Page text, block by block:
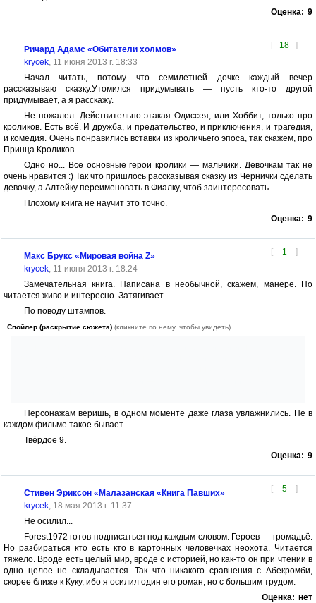
Оценка: 9
[ 18 ]
Ричард Адамс «Обитатели холмов»
krycek, 11 июня 2013 г. 18:33
Начал читать, потому что семилетней дочке каждый вечер
рассказываю сказку.Утомился придумывать — пусть кто-то другой
придумывает, а я расскажу.
Не пожалел. Действительно этакая Одиссея, или Хоббит, только про
кроликов. Есть всё. И дружба, и предательство, и приключения, и трагедия,
и комедия. Очень понравились вставки из кроличьего эпоса, так скажем, про
Принца Кроликов.
Одно но... Все основные герои кролики — мальчики. Девочкам так не
очень нравится :) Так что пришлось рассказывая сказку из Чернички сделать
девочку, а Алтейку переименовать в Фиалку, чтоб заинтересовать.
Плохому книга не научит это точно.
Оценка: 9
[ 1 ]
Макс Брукс «Мировая война Z»
krycek, 11 июня 2013 г. 18:24
Замечательная книга. Написана в необычной, скажем, манере. Но
читается живо и интересно. Затягивает.
По поводу штампов.
Спойлер (раскрытие сюжета) (кликните по нему, чтобы увидеть)
Персонажам веришь, в одном моменте даже глаза увлажнились. Не в
каждом фильме такое бывает.
Твёрдое 9.
Оценка: 9
[ 5 ]
Стивен Эриксон «Малазанская «Книга Павших»
krycek, 18 мая 2013 г. 11:37
Не осилил...
Forest1972 готов подписаться под каждым словом. Героев — громадьё.
Но разбираться кто есть кто в картонных человечках неохота. Читается
тяжело. Вроде есть целый мир, вроде с историей, но как-то он при чтении в
одно целое не складывается. Так что никакого сравнения с Абекромби,
скорее ближе к Куку, ибо я осилил один его роман, но с большим трудом.
Оценка: нет